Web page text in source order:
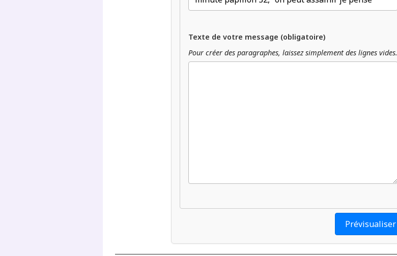
Texte de votre message (obligatoire)
Pour créer des paragraphes, laissez simplement des lignes vides.